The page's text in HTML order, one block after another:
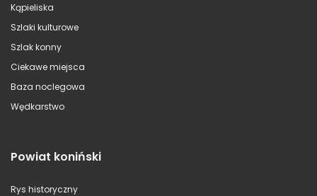
Kąpieliska
Szlaki kulturowe
Szlak konny
Ciekawe miejsca
Baza noclegowa
Wędkarstwo
Powiat koniński
Rys historyczny